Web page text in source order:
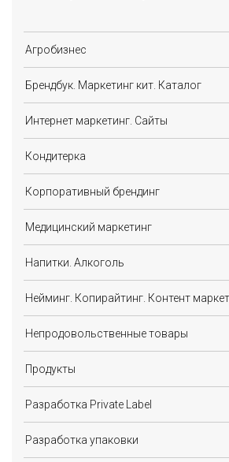
Агробизнес
Брендбук. Маркетинг кит. Каталог
Интернет маркетинг. Сайты
Кондитерка
Корпоративный брендинг
Медицинский маркетинг
Напитки. Алкоголь
Нейминг. Копирайтинг. Контент
Непродовольственные товары
Продукты
Разработка Private Label
Разработка упаковки